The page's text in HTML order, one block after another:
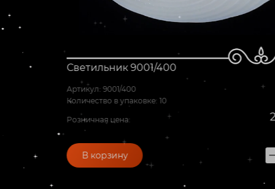
Светильник 9001/400
Артикул: 9001/400
Количество в упаковке: 10
Розничная цена:
В корзину